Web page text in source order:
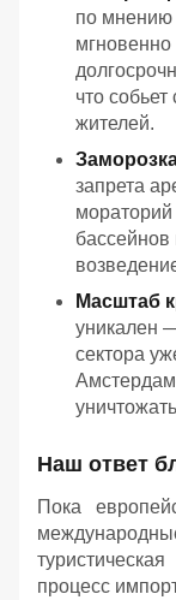
по мнению
мгновенно
что
жителей.
запрета
мораторий
бассейнов
Масштаб
уникален
сектора
Наш ответ
Пока
процесс